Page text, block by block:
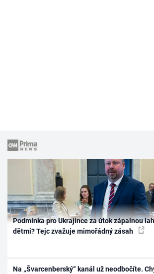
Podmínka pro Ukrajince za útok zápalnou
dětmi? Tejc zvažuje mimořádný zásah
Na „Švarcenberský“ kanál už neodbočíte.